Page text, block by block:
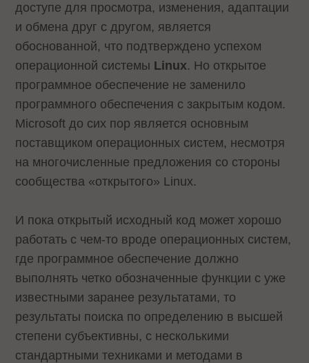
доступе для просмотра, изменения, адаптации
и обмена друг с другом, является
обоснованной, что подтверждено успехом
операционной системы Linux. Но открытое
программное обеспечение не заменило
программного обеспечения с закрытым кодом.
Microsoft до сих пор является основным
поставщиком операционных систем, несмотря
на многочисленные предложения со стороны
сообщества «открытого» Linux.
И пока открытый исходный код может хорошо
работать с чем-то вроде операционных систем,
где программное обеспечение должно
выполнять четко обозначенные функции с уже
известными заранее результатами, то
результаты поиска по определению в высшей
степени субъективны, с несколькими
стандартными техниками и методами в